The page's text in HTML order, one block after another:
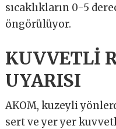
sıcaklıkların 0-5
öngörülüyor.
KUVVETLİ
UYARISI
AKOM, kuzeyli
sert ve yer yer